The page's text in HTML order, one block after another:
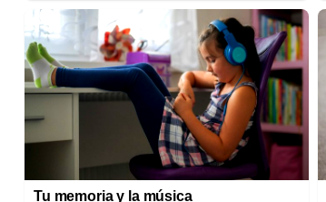
Tu memoria y la música